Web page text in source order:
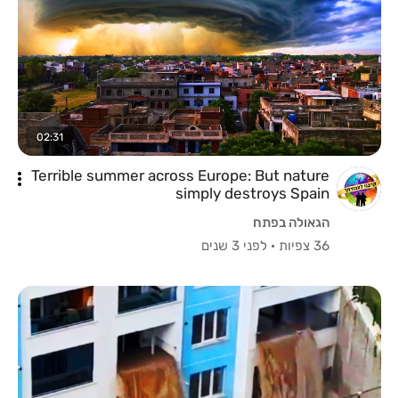
02:31
Terrible summer across Europe: But nature
simply destroys Spain
הגאולה בפתח
36 צפיות
· לפני 3 שנים